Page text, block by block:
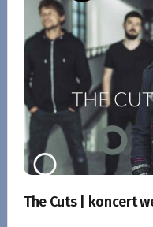
The Cuts | koncert